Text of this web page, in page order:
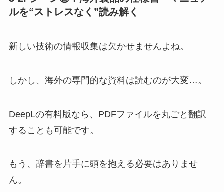
ルを“ストレスなく”読み解く
新しい技術の情報収集は欠かせませんよね。
しかし、海外の専門的な資料は読むのが大変…。
DeepLの有料版なら、PDFファイルを丸ごと翻訳
することも可能です。
もう、辞書を片手に頭を抱える必要はありませ
ん。